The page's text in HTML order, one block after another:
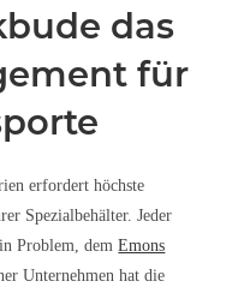
das
für
erfordert höchste
Spezialbehälter. Jeder
Problem, demEmons
Unternehmen hat die